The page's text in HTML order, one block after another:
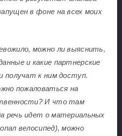
в фоне на всех моих
можно ли выяснить,
и какие партнерские
получат к ним доступ.
пожаловаться на
И что там
речь идет о материальных
велосипед), можно